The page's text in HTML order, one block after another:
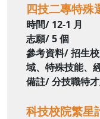
四技二專特殊
時間/ 12-1 月
志願/5 個
參考資料/招生
域、特殊技能、
備註/分技職特
科技校院繁星